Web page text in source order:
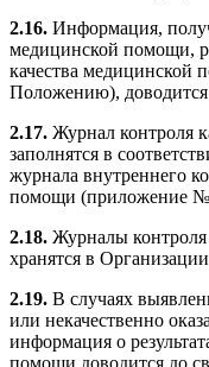
2.16. Информация,
медицинской помощи,
качества
Положению),
2.17. Журнал контроля
заполнятся в
журнала внутреннего
помощи (приложение
2.18. Журналы
хранятся в
2.19. В случаях
или некачественно
информация о